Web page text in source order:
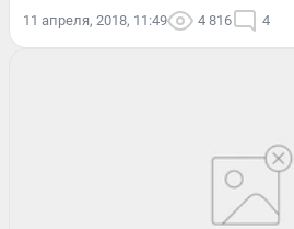
11 апреля, 2018, 11:49 4 816 4